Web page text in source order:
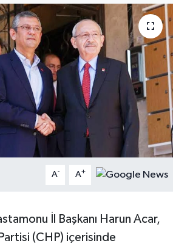
A- A+
İl Başkanı Harun Acar,
(CHP) içerisinde